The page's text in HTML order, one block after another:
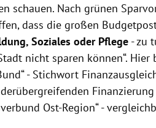
schauen. Nach grünen
dass die großen
Soziales oder Pflege - zu
nicht sparen können“. Hier
- Stichwort
Ost-Region“ -